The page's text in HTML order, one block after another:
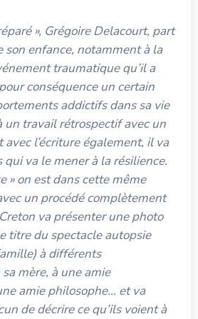
», Grégoire Delacourt, part
son enfance, notamment à la
traumatique qu’il a
conséquence un certain
addictifs dans sa vie
un travail rétrospectif avec un
l’écriture également, il va
qui va le mener à la résilience.
» on est dans cette même
un procédé complètement
va présenter une photo
titre du spectacle autopsie
à différents
mère, à une amie
amie philosophe… et va
de décrire ce qu’ils voient à